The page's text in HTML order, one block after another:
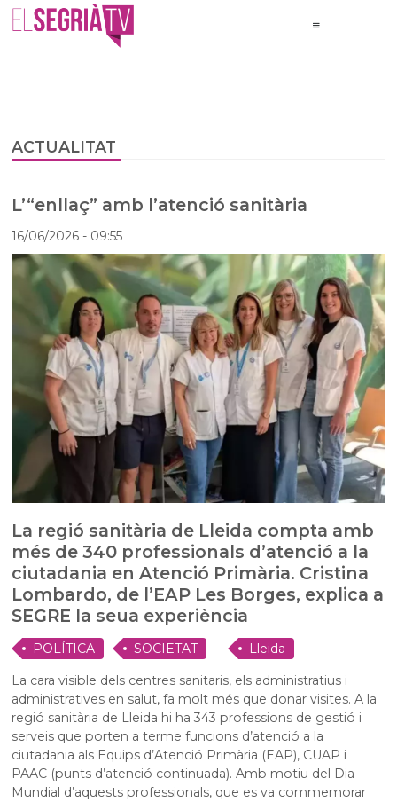
ACTUALITAT
L’“enllaç” amb l’atenció sanitària
16/06/2026- 09:55
La regió sanitària de Lleida compta amb
més de 340 professionals d’atenció a la
ciutadania en Atenció Primària. Cristina
Lombardo, de l’EAP Les Borges, explica a
SEGRE la seua experiència
POLÍTICA SOCIETAT
Lleida
La cara visible dels centres sanitaris, els administratius i
administratives en salut, fa molt més que donar visites. A la
regió sanitària de Lleida hi ha 343 professions de gestió i
serveis que porten a terme funcions d’atenció a la
ciutadania als Equips d’Atenció Primària (EAP), CUAP i
PAAC (punts d’atenció continuada). Amb motiu del Dia
Mundial d’aquests professionals, que es va commemorar